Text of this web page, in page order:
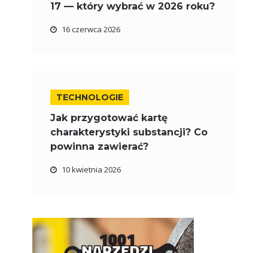
17 — który wybrać w 2026 roku?
16 czerwca 2026
TECHNOLOGIE
Jak przygotować kartę
charakterystyki substancji? Co
powinna zawierać?
10 kwietnia 2026